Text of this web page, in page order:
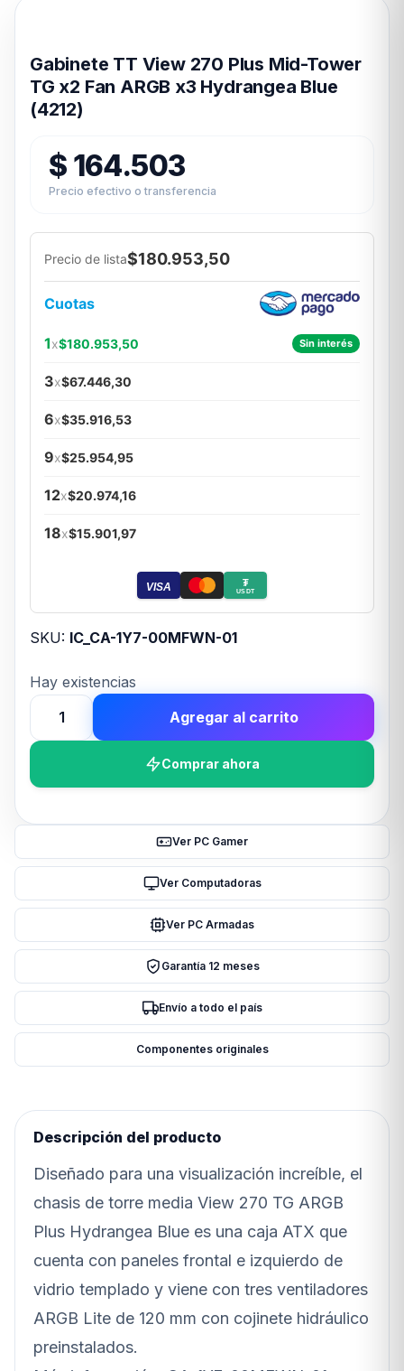
Gabinete TT View 270 Plus Mid-Tower
TG x2 Fan ARGB x3 Hydrangea Blue
(4212)
$ 164.503
Precio efectivo o transferencia
Precio de lista$180.953,50
Cuotas
1x$180.953,50 Sin interés
3x$67.446,30
6x$35.916,53
9x$25.954,95
12x$20.974,16
18x$15.901,97
VISA ₮
USDT
SKU: IC_CA-1Y7-00MFWN-01
Hay existencias
Gabinete
TT
Tower
x2
ARGB
Hydrangea
Blue
cantidad
Agregar al carrito
Comprar ahora
Ver PC Gamer
Ver Computadoras
Ver PC Armadas
Garantía 12 meses
Envío a todo el país
Componentes originales
Descripción del producto
Diseñado para una visualización increíble, el
chasis de torre media View 270 TG ARGB
Plus Hydrangea Blue es una caja ATX que
cuenta con paneles frontal e izquierdo de
vidrio templado y viene con tres ventiladores
ARGB Lite de 120 mm con cojinete hidráulico
preinstalados.